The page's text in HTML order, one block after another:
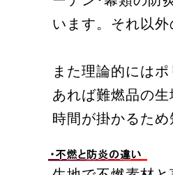
います。それ以
また理論的には
あれば難燃品の
時間が掛かるた